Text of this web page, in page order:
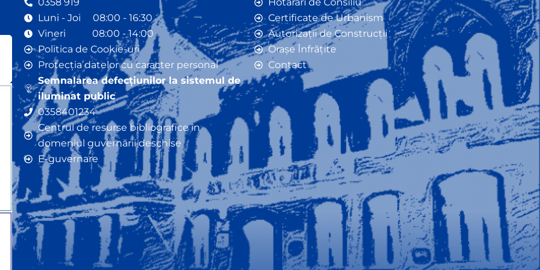
0358 919
Luni - Joi 08:00 - 16:30
Vineri 08:00 - 14:00
Politica de Cookie-uri
Protecția datelor cu caracter personal
Semnalarea defecțiunilor la sistemul de
iluminat public
0358401234
Centrul de resurse bibliografice în
domeniul guvernării deschise
E-guvernare
Hotarâri de Consiliu
Certificate de Urbanism
Autorizații de Construcții
Orașe Înfrățite
Contact